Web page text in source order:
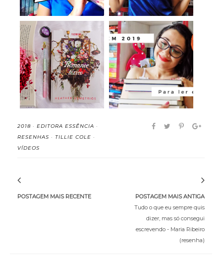
Romance Tóxico -
Heather Demetrios ...
Para ler em 2019
(Metas de Leitura)
2018 · EDITORA ESSÊNCIA ·
RESENHAS · TILLIE COLE ·
VÍDEOS
POSTAGEM MAIS RECENTE
POSTAGEM MAIS ANTIGA
Tudo o que eu sempre quis
dizer, mas só consegui
escrevendo - Maria Ribeiro
(resenha)